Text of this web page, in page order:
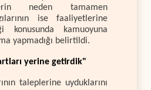
neden tamamen
ise faaliyetlerine
konusunda kamuoyuna
yapmadığı belirtildi.
yerine getirdik"
taleplerine uyduklarını